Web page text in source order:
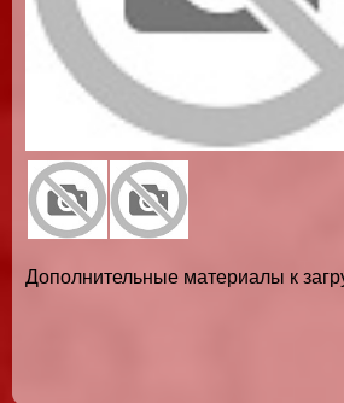
Дополнительные материалы к